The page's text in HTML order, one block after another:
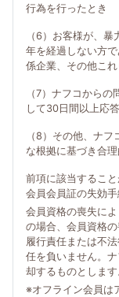
行為を行ったとき
（6）お客様が、
年を経過しない方
係企業、その他こ
（7）ナフコから
して30日間以上応
（8）その他、ナ
な根拠に基づき合
前項に該当するこ
会員会員証の失効
会員資格の喪失に
の場合、会員資格
履行責任または不
任を負いません。
却するものとします
※オフライン会員は